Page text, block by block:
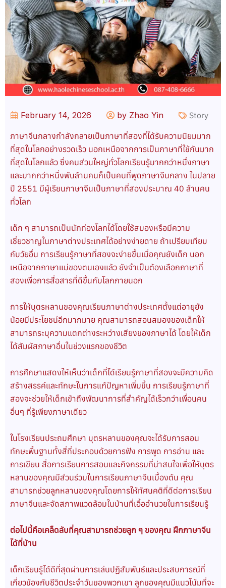
February 14, 2026 by Zhao Yin Story
ภาษาจีนกลางกำลังกลายเป็นภาษาที่สองที่ได้รับความนิยมมาก
ที่สุดในโลกอย่างรวดเร็ว นอกเหนือจากการเป็นภาษาที่ใช้กันมาก
ที่สุดในโลกแล้ว ซึ่งคนส่วนใหญ่ทั่วโลกเรียนรู้มากกว่าหนึ่งภาษา
และมากกว่าหนึ่งพันล้านคนก็เป็นคนที่พูดภาษาจีนกลาง ในปลาย
ปี 2551 มีผู้เรียนภาษาจีนเป็นภาษาที่สองประมาณ 40 ล้านคน
ทั่วโลก
เด็ก ๆ สามารถเป็นนักท่องโลกได้โดยใช้สมองหรือมีความ
เชี่ยวชาญในภาษาต่างประเทศได้อย่างง่ายดาย ถ้าเปรียบเทียบ
กับวัยอื่น การเรียนรู้ภาษาที่สองจะง่ายขึ้นเมื่อคุณยังเด็ก นอก
เหนือจากภาษาแม่ของตนเองแล้ว ยังจำเป็นต้องเลือกภาษาที่
สองเพื่อการสื่อสารที่ดีขึ้นกับโลกภายนอก
การให้บุตรหลานของคุณเรียนภาษาต่างประเทศตั้งแต่อายุยัง
น้อยมีประโยชน์อีกมากมาย คุณสามารถสอนสมองของเด็กให้
สามารถระบุความแตกต่างระหว่างเสียงของภาษาได้ โดยให้เด็ก
ได้สัมผัสภาษาอื่นในช่วงแรกของชีวิต
การศึกษาแสดงให้เห็นว่าเด็กที่ได้เรียนรู้ภาษาที่สองจะมีความคิด
สร้างสรรค์และทักษะในการแก้ปัญหาเพิ่มขึ้น การเรียนรู้ภาษาที่
สองจะช่วยให้เด็กเข้าถึงพัฒนาการที่สำคัญได้เร็วกว่าเพื่อนคน
อื่นๆ ที่รู้เพียงภาษาเดียว
ในโรงเรียนประถมศึกษา บุตรหลานของคุณจะได้รับการสอน
ทักษะพื้นฐานทั้งสี่ที่ประกอบด้วยการฟัง การพูด การอ่าน และ
การเขียน สื่อการเรียนการสอนและกิจกรรมที่น่าสนใจเพื่อให้บุตร
หลานของคุณมีส่วนร่วมในการเรียนภาษาจีนเบื้องต้น คุณ
สามารถช่วยลูกหลานของคุณโดยการให้ทัศนคติที่ดีต่อการเรียน
ภาษาจีนและจัดสภาพแวดล้อมในบ้านที่เอื้ออำนวยในการเรียนรู้
ต่อไปนี้คือเคล็ดลับที่คุณสามารถช่วยลูก ๆ ของคุณ ฝึกภาษาจีน
ได้ที่บ้าน
เด็กเรียนรู้ได้ดีที่สุดผ่านการเล่นปฏิสัมพันธ์และประสบการณ์ที่
เกี่ยวข้องกับชีวิตประจำวันของพวกเขา ลูกของคุณมีแนวโน้มที่จะ